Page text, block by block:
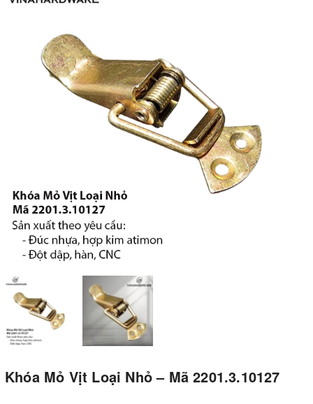
Khóa Mỏ Vịt Loại Nhỏ – Mã 2201.3.10127